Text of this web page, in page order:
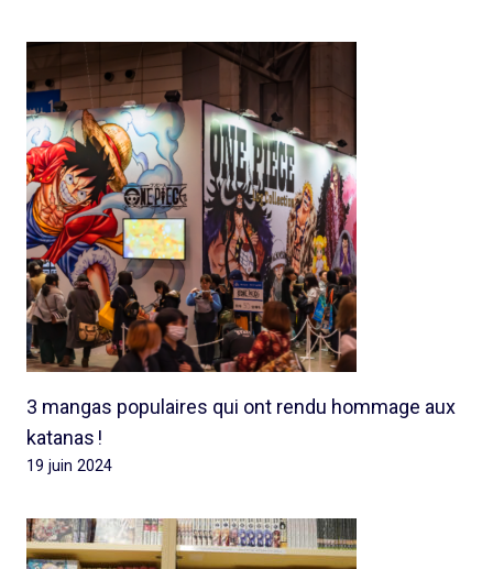
3 mangas populaires qui ont rendu hommage aux
katanas !
19 juin 2024